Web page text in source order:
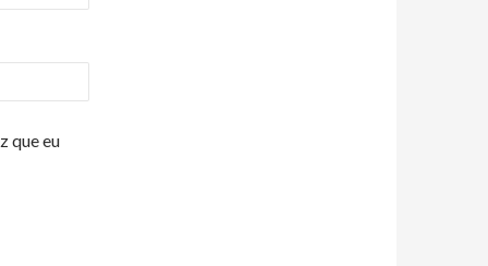
que eu